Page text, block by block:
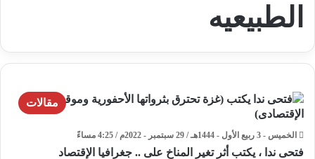
الطبيعيه
مقالات
الخميس - 3 ربيع الأول - 1444هـ / 29 سبتمبر - 2022م / 4:25 مساءً
فتحى ندا ، يكتب أثر تغير المناخ على .. جغرافيا الإقتصاد